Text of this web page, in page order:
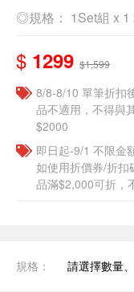
◎規格： 1Set組 x 1
$ 1299 $1,599
8/8-8/10 單筆折扣
品不適用，不得與
$2000
即日起-9/1 不限金
如使用折價券/折扣
品滿$2,000可折，
規格： 請選擇數量